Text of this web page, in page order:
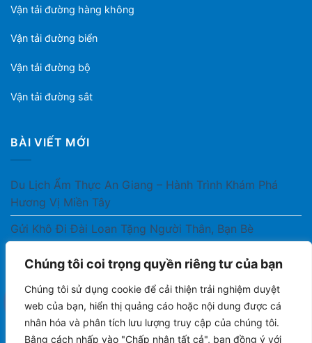
Chúng tôi coi trọng quyền riêng tư của bạn
Chúng tôi sử dụng cookie để cải thiện trải nghiệm duyệt
web của bạn, hiển thị quảng cáo hoặc nội dung được cá
nhân hóa và phân tích lưu lượng truy cập của chúng tôi.
Bằng cách nhấp vào "Chấp nhận tất cả", bạn đồng ý với
Vận tải đường hàng không
Vận tải đường biển
Vận tải đường bộ
Vận tải đường sắt
BÀI VIẾT MỚI
Du Lịch Ẩm Thực An Giang – Hành Trình Khám Phá
Hương Vị Miền Tây
Gửi Khô Đi Đài Loan Tặng Người Thân, Bạn Bè
Gửi Thuốc Cho Người Thân Ở Nước Ngoài Có Được
Không?
Gửi Công Văn, Tài Liệu Hỏa Tốc Từ Nam Ra Bắc
Gửi Cà Phê Đóng Gói Sang Áo Có Được Không?